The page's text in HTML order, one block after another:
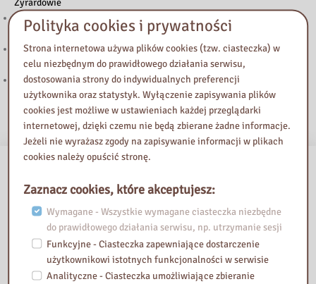
Żyrardowie
„Biały Kruk” – trzecia edycja konkursu dla dziennikarzy mediów
lokalnych
Podstawowe kierunki realizacji polityki oświatowej państwa w roku
szkolnym 2026/2027
Znamy laureatów IV edycji konkursu czytelniczego
Polityka cookies i prywatności
Strona internetowa używa plików cookies (tzw. ciasteczka) w
celu niezbędnym do prawidłowego działania serwisu,
dostosowania strony do indywidualnych preferencji
użytkownika oraz statystyk. Wyłączenie zapisywania plików
cookies jest możliwe w ustawieniach każdej przeglądarki
internetowej, dzięki czemu nie będą zbierane żadne informacje.
Jeżeli nie wyrażasz zgody na zapisywanie informacji w plikach
cookies należy opuścić stronę.
Zaznacz cookies, które akceptujesz:
Wymagane - Wszystkie wymagane ciasteczka niezbędne
do prawidłowego działania serwisu, np. utrzymanie sesji
Funkcyjne - Ciasteczka zapewniające dostarczenie
użytkownikowi istotnych funkcjonalności w serwisie
Analityczne - Ciasteczka umożliwiające zbieranie